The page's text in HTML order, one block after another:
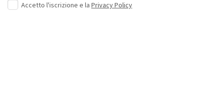
Accetto l'iscrizione e la Privacy Policy